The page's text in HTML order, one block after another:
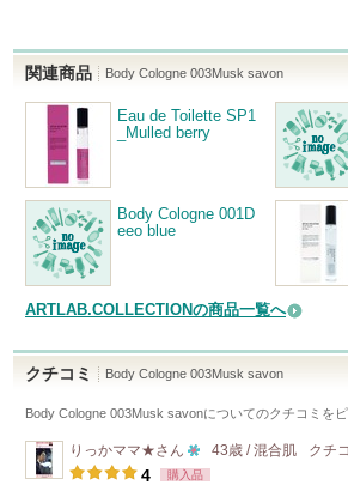
関連商品 Body Cologne 003Musk savon
Eau de Toilette SP1
_Mulled berry
Body Cologne 001D
eeo blue
ARTLAB.COLLECTIONの商品一覧へ
クチコミ Body Cologne 003Musk savon
Body Cologne 003Musk savonについてのクチコミを
りっかママ★さん
10
43歳 / 混合肌 クチ
4 購入品